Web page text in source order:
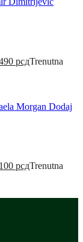
рсдTrenutna
Dodaj
100 рсдTrenutna